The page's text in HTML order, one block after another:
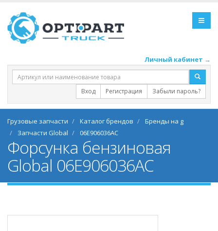
Личный кабинет →
Вход Регистрация Забыли пароль?
Грузовые запчасти Каталог брендов
Бренды на g
Запчасти Global
06E906036AC
Форсунка бензиновая
Global 06E906036AC